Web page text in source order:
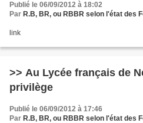
Publié le 06/09/2012 à 18:02
Par R.B, BR, ou RBBR selon l'état des
link
>> Au Lycée français de
privilège
Publié le 06/09/2012 à 17:46
Par R.B, BR, ou RBBR selon l'état des